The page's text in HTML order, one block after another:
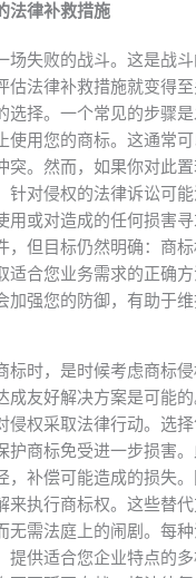
法律补救措施
场失败的战斗。这是战
估法律补救措施就变得
选择。一个常见的步骤
使用您的商标。这通常
突。然而，如果你对此
针对侵权的法律诉讼可
用或对造成的任何损害
，但目标仍然明确：商
适合您业务需求的正确
加强您的防御，有助于
标时，是时候考虑商标侵
成友好解决方案是可能
侵权采取法律行动。选
护商标免受进一步损害
，补偿可能造成的损失
来执行商标权。这些替
无需法庭上的闹剧。每
提供适合您企业特点的